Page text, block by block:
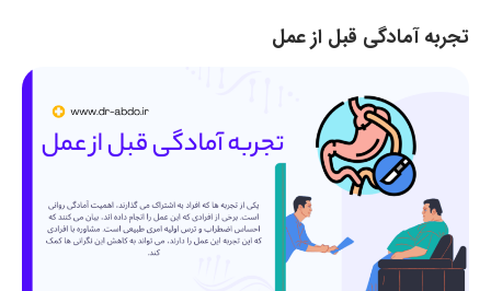
تجربه آمادگی قبل از عمل